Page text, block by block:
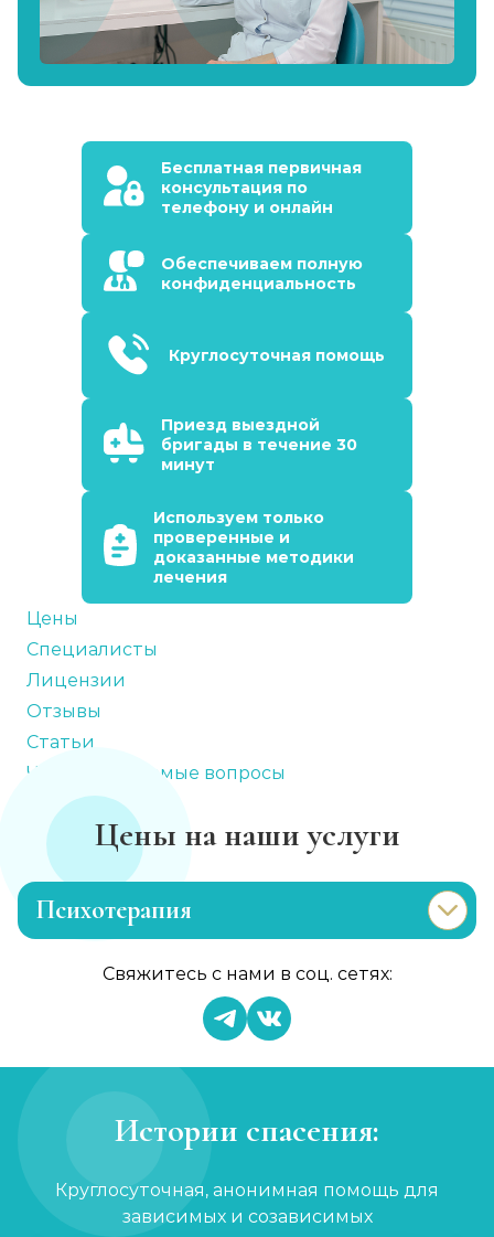
Бесплатная первичная
консультация по
телефону и онлайн
Обеспечиваем полную
конфиденциальность
Круглосуточная помощь
Приезд выездной
бригады в течение 30
минут
Используем только
проверенные и
доказанные методики
лечения
Цены
Специалисты
Лицензии
Отзывы
Статьи
Часто задаваемые вопросы
Цены на наши услуги
Психотерапия
Консультация психолога
от 750 ₽ Записаться
Свяжитесь с нами в соц. сетях:
Истории спасения:
Круглосуточная, анонимная помощь для
зависимых и созависимых